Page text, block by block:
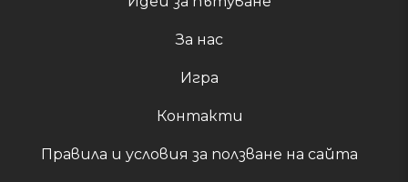
За нас
Игра
Контакти
Правила и условия за ползване на сайта